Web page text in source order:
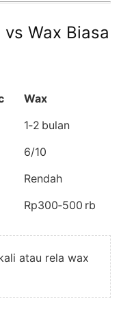
Wax Biasa
Wax
1‑2 bulan
6/10
Rendah
Rp300‑500 rb
atau rela wax